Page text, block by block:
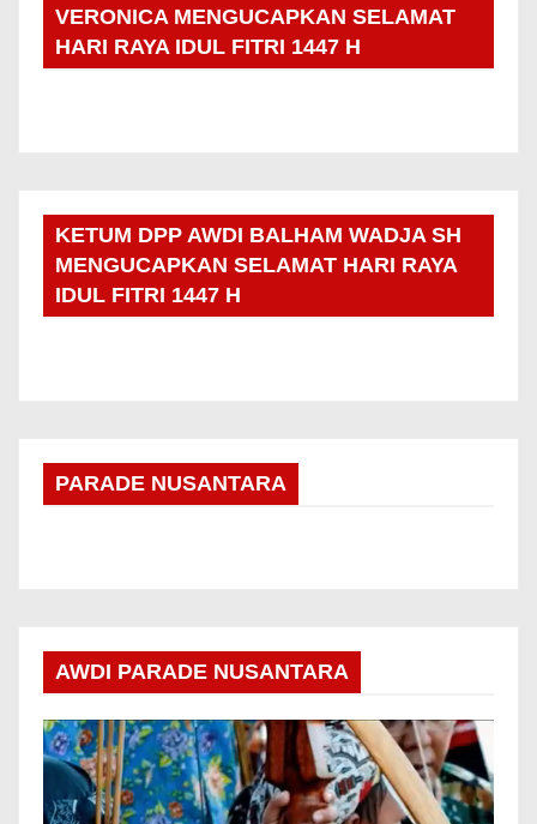
VERONICA MENGUCAPKAN SELAMAT
HARI RAYA IDUL FITRI 1447 H
KETUM DPP AWDI BALHAM WADJA SH
MENGUCAPKAN SELAMAT HARI RAYA
IDUL FITRI 1447 H
PARADE NUSANTARA
AWDI PARADE NUSANTARA